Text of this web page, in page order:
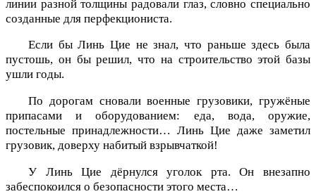
линии разной толщины радовали глаз, словно специально
созданные для перфекциониста.
Если бы Линь Цие не знал, что раньше здесь была
пустошь, он бы решил, что на строительство этой базы
ушли годы.
По дорогам сновали военные грузовики, гружёные
припасами и оборудованием: еда, вода, оружие,
постельные принадлежности… Линь Цие даже заметил
грузовик, доверху набитый взрывчаткой!
У Линь Цие дёрнулся уголок рта. Он внезапно
забеспокоился о безопасности этого места…